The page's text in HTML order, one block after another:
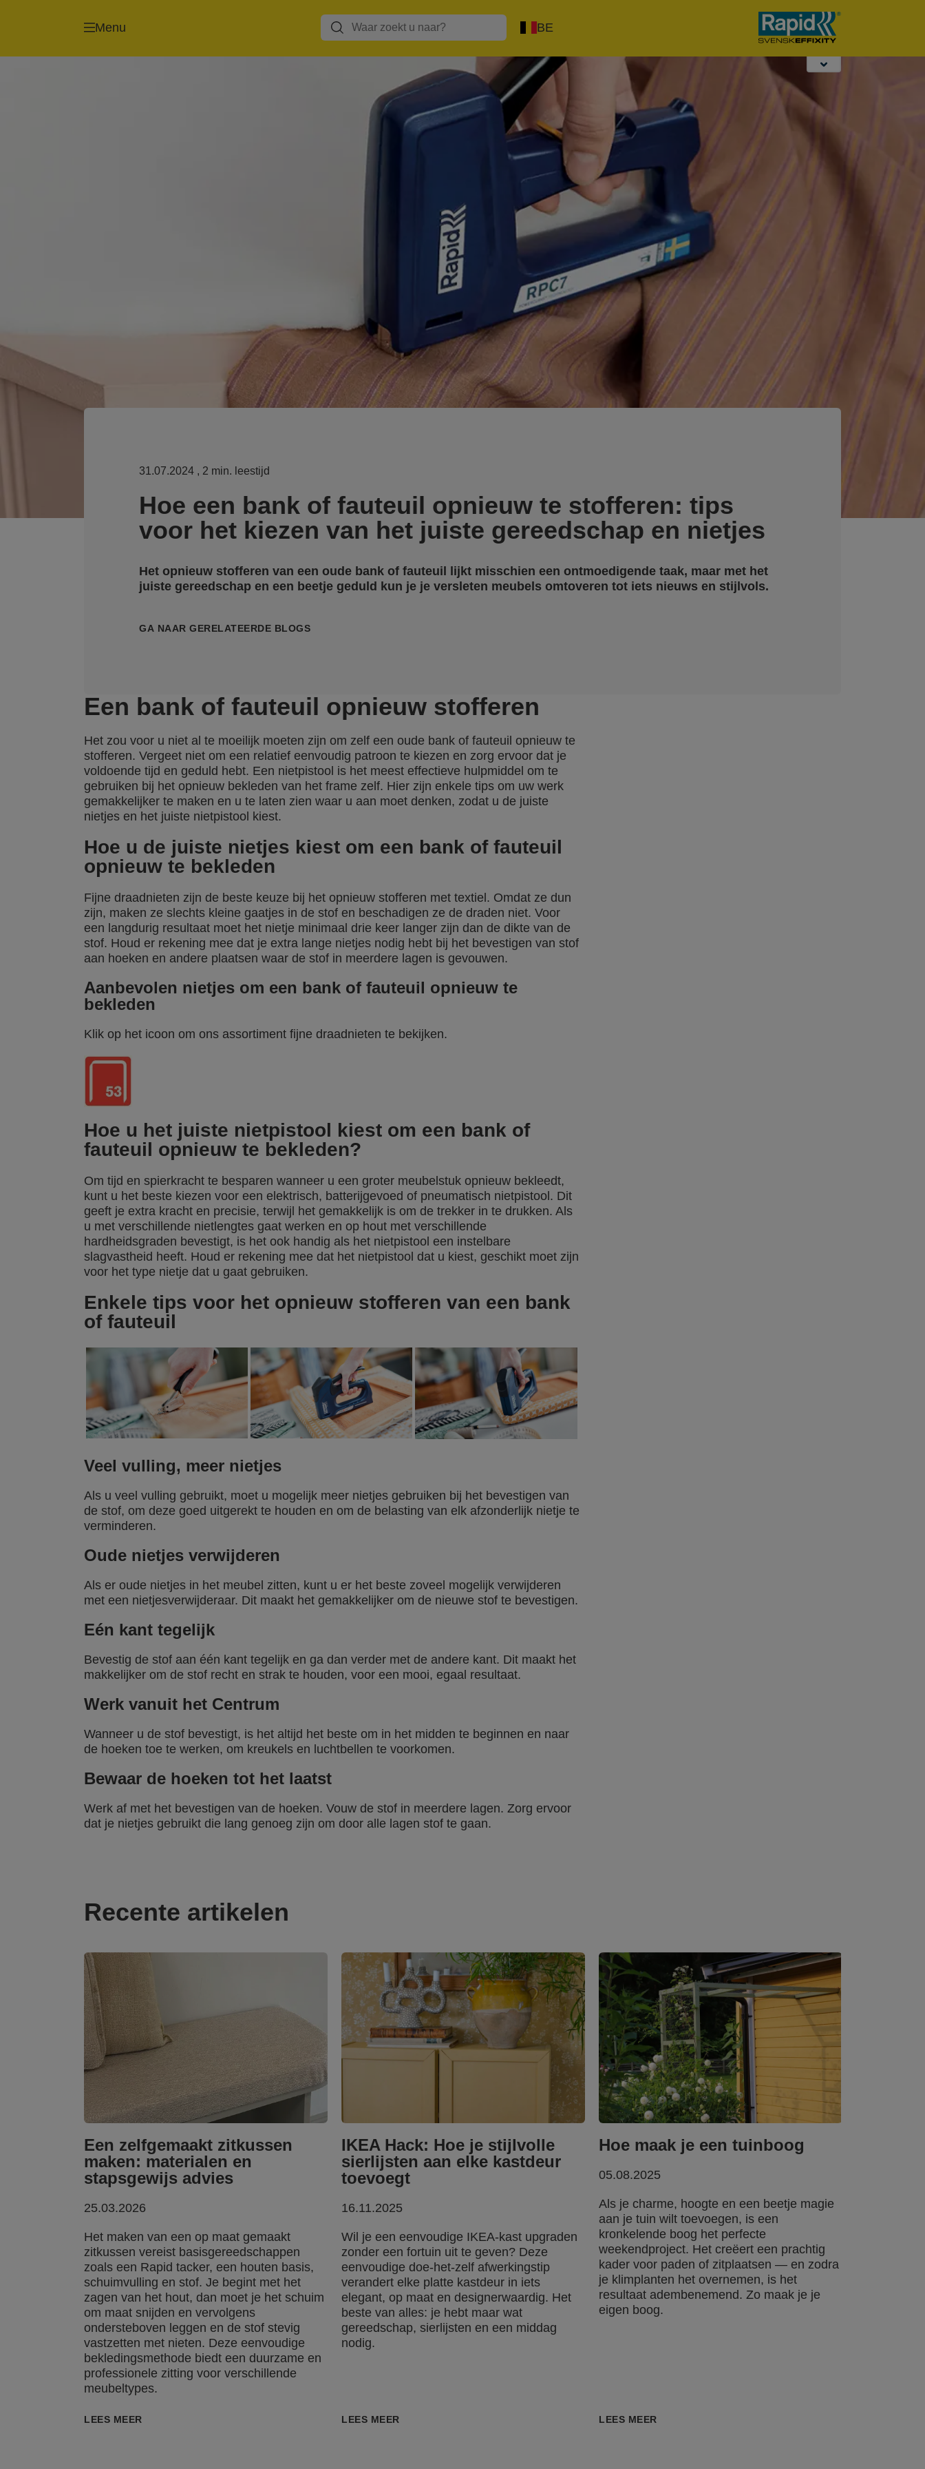
Menu BE
Lijmpistolen/Lijm Blindklinknagels
Desktop Nieten &
Perforeren
31.07.2024 , 2 min. leestijd
Hoe een bank of fauteuil opnieuw te stofferen: tips
voor het kiezen van het juiste gereedschap en nietjes
Het opnieuw stofferen van een oude bank of fauteuil lijkt misschien een ontmoedigende taak, maar met het
juiste gereedschap en een beetje geduld kun je je versleten meubels omtoveren tot iets nieuws en stijlvols.
GA NAAR GERELATEERDE BLOGS
Een bank of fauteuil opnieuw stofferen
Het zou voor u niet al te moeilijk moeten zijn om zelf een oude bank of fauteuil opnieuw te
stofferen. Vergeet niet om een relatief eenvoudig patroon te kiezen en zorg ervoor dat je
voldoende tijd en geduld hebt. Een nietpistool is het meest effectieve hulpmiddel om te
gebruiken bij het opnieuw bekleden van het frame zelf. Hier zijn enkele tips om uw werk
gemakkelijker te maken en u te laten zien waar u aan moet denken, zodat u de juiste
nietjes en het juiste nietpistool kiest.
Hoe u de juiste nietjes kiest om een bank of fauteuil
opnieuw te bekleden
Fijne draadnieten zijn de beste keuze bij het opnieuw stofferen met textiel. Omdat ze dun
zijn, maken ze slechts kleine gaatjes in de stof en beschadigen ze de draden niet. Voor
een langdurig resultaat moet het nietje minimaal drie keer langer zijn dan de dikte van de
stof. Houd er rekening mee dat je extra lange nietjes nodig hebt bij het bevestigen van stof
aan hoeken en andere plaatsen waar de stof in meerdere lagen is gevouwen.
Aanbevolen nietjes om een bank of fauteuil opnieuw te
bekleden
Klik op het icoon om ons assortiment fijne draadnieten te bekijken.
Hoe u het juiste nietpistool kiest om een bank of
fauteuil opnieuw te bekleden?
Om tijd en spierkracht te besparen wanneer u een groter meubelstuk opnieuw bekleedt,
kunt u het beste kiezen voor een elektrisch, batterijgevoed of pneumatisch nietpistool. Dit
geeft je extra kracht en precisie, terwijl het gemakkelijk is om de trekker in te drukken. Als
u met verschillende nietlengtes gaat werken en op hout met verschillende
hardheidsgraden bevestigt, is het ook handig als het nietpistool een instelbare
slagvastheid heeft. Houd er rekening mee dat het nietpistool dat u kiest, geschikt moet zijn
voor het type nietje dat u gaat gebruiken.
Enkele tips voor het opnieuw stofferen van een bank
of fauteuil
Veel vulling, meer nietjes
Als u veel vulling gebruikt, moet u mogelijk meer nietjes gebruiken bij het bevestigen van
de stof, om deze goed uitgerekt te houden en om de belasting van elk afzonderlijk nietje te
verminderen.
Oude nietjes verwijderen
Als er oude nietjes in het meubel zitten, kunt u er het beste zoveel mogelijk verwijderen
met een nietjesverwijderaar. Dit maakt het gemakkelijker om de nieuwe stof te bevestigen.
Eén kant tegelijk
Bevestig de stof aan één kant tegelijk en ga dan verder met de andere kant. Dit maakt het
makkelijker om de stof recht en strak te houden, voor een mooi, egaal resultaat.
Werk vanuit het Centrum
Wanneer u de stof bevestigt, is het altijd het beste om in het midden te beginnen en naar
de hoeken toe te werken, om kreukels en luchtbellen te voorkomen.
Bewaar de hoeken tot het laatst
Werk af met het bevestigen van de hoeken. Vouw de stof in meerdere lagen. Zorg ervoor
dat je nietjes gebruikt die lang genoeg zijn om door alle lagen stof te gaan.
Recente artikelen
Een zelfgemaakt zitkussen
maken: materialen en
stapsgewijs advies
25.03.2026
Het maken van een op maat gemaakt
zitkussen vereist basisgereedschappen
zoals een Rapid tacker, een houten basis,
schuimvulling en stof. Je begint met het
zagen van het hout, dan moet je het schuim
om maat snijden en vervolgens
ondersteboven leggen en de stof stevig
vastzetten met nieten. Deze eenvoudige
bekledingsmethode biedt een duurzame en
professionele zitting voor verschillende
meubeltypes.
LEES MEER
IKEA Hack: Hoe je stijlvolle
sierlijsten aan elke kastdeur
toevoegt
16.11.2025
Wil je een eenvoudige IKEA-kast upgraden
zonder een fortuin uit te geven? Deze
eenvoudige doe-het-zelf afwerkingstip
verandert elke platte kastdeur in iets
elegant, op maat en designerwaardig. Het
beste van alles: je hebt maar wat
gereedschap, sierlijsten en een middag
nodig.
LEES MEER
Hoe maak je een tuinboog
05.08.2025
Als je charme, hoogte en een beetje magie
aan je tuin wilt toevoegen, is een
kronkelende boog het perfecte
weekendproject. Het creëert een prachtig
kader voor paden of zitplaatsen — en zodra
je klimplanten het overnemen, is het
resultaat adembenemend. Zo maak je je
eigen boog.
LEES MEER